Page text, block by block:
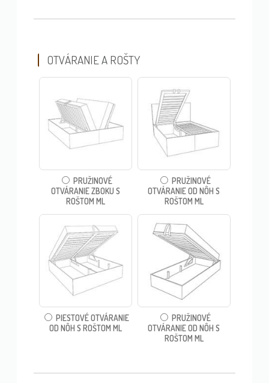
OTVÁRANIE A ROŠTY
PRUŽINOVÉ
OTVÁRANIE ZBOKU S
ROŠTOM ML
PRUŽINOVÉ
OTVÁRANIE OD NÔH S
ROŠTOM ML
PIESTOVÉ OTVÁRANIE
OD NÔH S ROŠTOM ML
PRUŽINOVÉ
OTVÁRANIE OD NÔH S
ROŠTOM ML